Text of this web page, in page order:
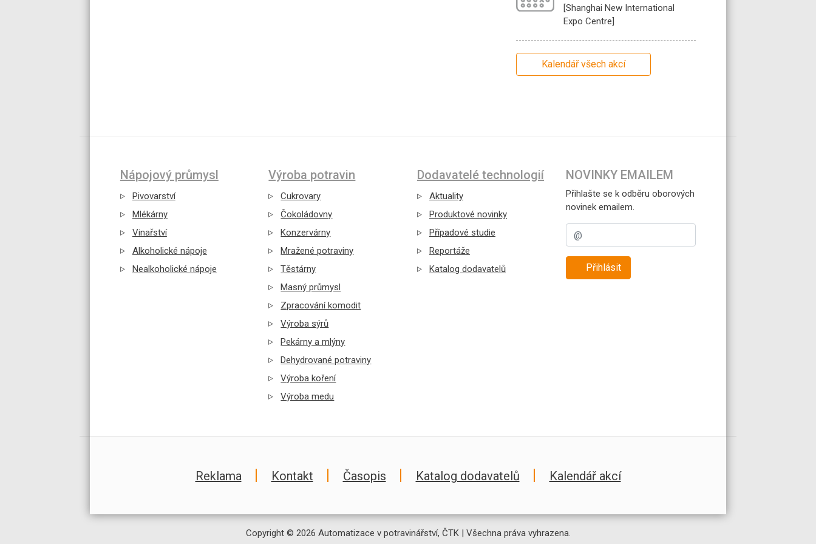
[Shanghai New International
Expo Centre]
Kalendář všech akcí
Nápojový průmysl
Pivovarství
Mlékárny
Vinařství
Alkoholické nápoje
Nealkoholické nápoje
Výroba potravin
Cukrovary
Čokoládovny
Konzervárny
Mražené potraviny
Těstárny
Masný průmysl
Zpracování komodit
Výroba sýrů
Pekárny a mlýny
Dehydrované potraviny
Výroba koření
Výroba medu
Dodavatelé technologií
Aktuality
Produktové novinky
Případové studie
Reportáže
Katalog dodavatelů
NOVINKY EMAILEM
Přihlašte se k odběru oborových
novinek emailem.
Přihlásit
Reklama Kontakt Časopis Katalog dodavatelů Kalendář akcí
Copyright © 2026 Automatizace v potravinářství, ČTK | Všechna práva vyhrazena.